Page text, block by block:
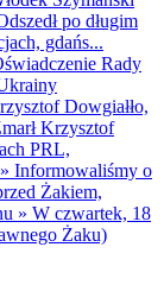
po długim
gdańs...
Rady
Dowgiałło,
Krzysztof
PRL,
» Informowaliśmy o
Żakiem,
» W czwartek, 18
Żaku)